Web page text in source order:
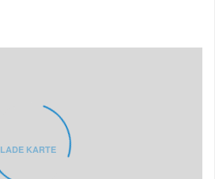
LADE KARTE